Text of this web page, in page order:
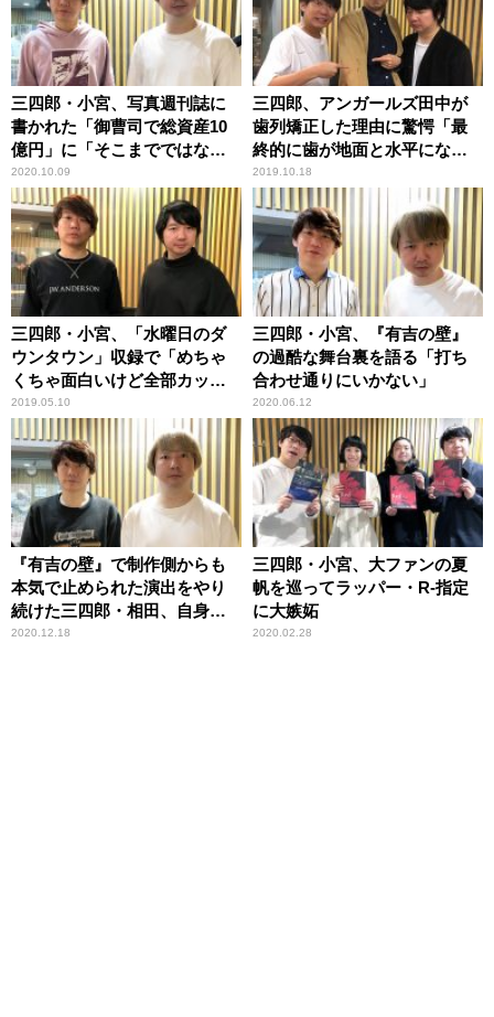
三四郎・小宮、写真週刊誌に
書かれた「御曹司で総資産10
億円」に「そこまでではない
ね」
2020.10.09
三四郎、アンガールズ田中が
歯列矯正した理由に驚愕「最
終的に歯が地面と水平にな
る」
2019.10.18
三四郎・小宮、「水曜日のダ
ウンタウン」収録で「めちゃ
くちゃ面白いけど全部カッ
ト」
2019.05.10
三四郎・小宮、『有吉の壁』
の過酷な舞台裏を語る「打ち
合わせ通りにいかない」
2020.06.12
『有吉の壁』で制作側からも
本気で止められた演出をやり
続けた三四郎・相田、自身の
名前がトレンド入りし「報わ
2020.12.18
三四郎・小宮、大ファンの夏
帆を巡ってラッパー・R-指定
に大嫉妬
2020.02.28